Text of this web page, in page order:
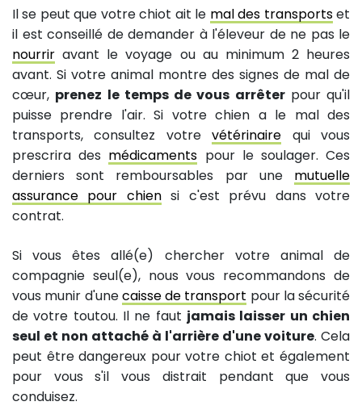
Il se peut que votre chiot ait le mal des transportset
il est conseillé de demander à l'éleveur de ne pas le
nourrir avant le voyage ou au minimum 2 heures
avant. Si votre animal montre des signes de mal de
cœur, prenez le temps de vous arrêterpour qu'il
puisse prendre l'air. Si votre chien a le mal des
transports, consultez votrevétérinaire qui vous
prescrira des médicaments pour le soulager. Ces
derniers sont remboursables par une mutuelle
assurance pour chiensi c'est prévu dans votre
contrat.
Si vous êtes allé(e) chercher votre animal de
compagnie seul(e), nous vous recommandons de
vous munir d'unecaisse de transport pour la sécurité
de votre toutou. Il ne faut jamais laisser un chien
seul et non attaché à l'arrière d'une voiture. Cela
peut être dangereux pour votre chiot et également
pour vous s'il vous distrait pendant que vous
conduisez.